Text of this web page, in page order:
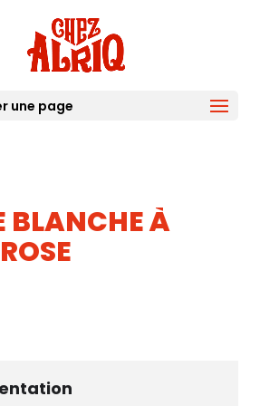
une page
BLANCHE À